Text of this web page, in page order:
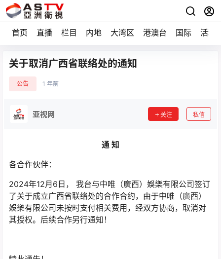
首页 直播 栏目 内地 大湾区 港澳台 国际 活动
关于取消广西省联络处的通知
公告 1 年前
亚视网 关注 私信
通 知
各合作伙伴：
2024年12月6日， 我台与中唯（廣西）娛樂有限公司签订
了关于成立广西省联络处的合作合约，由于中唯（廣西）
娛樂有限公司未按时支付相关费用，经双方协商，取消对
其授权。后续合作另行通知！